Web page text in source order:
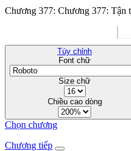
Chương 377: Chương 377: Tận
Tùy chỉnh
Font chữ
Size chữ
Chiều cao dòng
Chọn chương
Chương tiếp